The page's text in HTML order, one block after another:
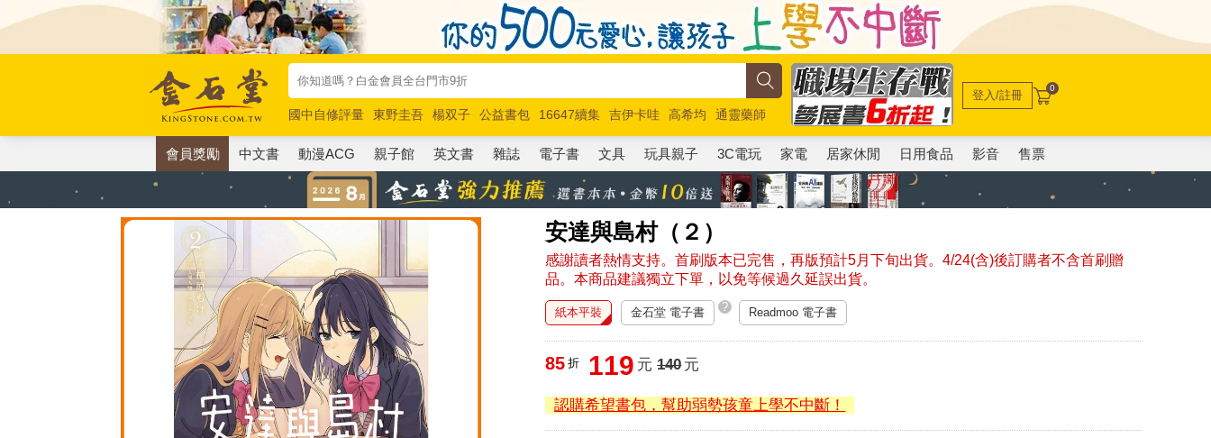
國中自修評量 東野圭吾 楊双子 公益書包 16647續集 吉伊卡哇 高希均
通靈藥師
唯紅花綻放
奧德賽 路邊攤新作 馬斯克 玩具總動員5 超慢跑
登入/註冊 0
會員獎勵 中文書 動漫ACG 親子館 英文書 雜誌 電子書 文具 玩具親子 3C電玩 家電 居家休閒 日用食品 影音 售票
安達與島村（２）
感謝讀者熱情支持。首刷版本已完售，再版預計5月下旬出貨。4/24(含)後訂購者不含首刷贈
品。本商品建議獨立下單，以免等候過久延誤出貨。
紙本平裝 金石堂 電子書 ? Readmoo 電子書
85 折 119 元 140元
認購希望書包，幫助弱勢孩童上學不中斷！